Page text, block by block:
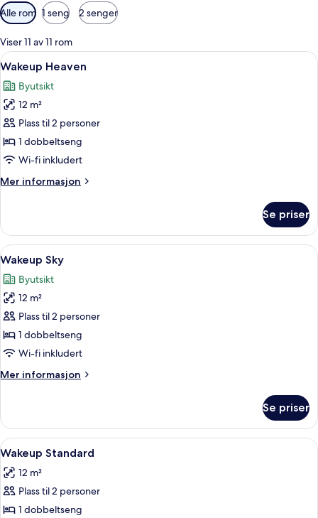
Tilgjengelige
filtre
for
rom
Alle rom 1 seng 2 senger
Viser 11 av 11 rom
Åpne
alle
bildene
av
Wakeup
Heaven
8
Wakeup Heaven
Byutsikt
12 m²
Plass til 2 personer
1 dobbeltseng
Wi-fi inkludert
Mer informasjon
Mer
Heaven
Se priser
Åpne
alle
bildene
av
Wakeup
Sky
Allergitestet sengetøy, skrivebord,
8
Wakeup Sky
Byutsikt
12 m²
Plass til 2 personer
1 dobbeltseng
Wi-fi inkludert
Mer informasjon
Mer
Sky
Se priser
Åpne
alle
bildene
av
Wakeup
7
Wakeup Standard
12 m²
Plass til 2 personer
1 dobbeltseng